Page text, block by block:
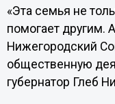
«Эта семья не
помогает другим.
Нижегородский
общественную
губернатор Глеб